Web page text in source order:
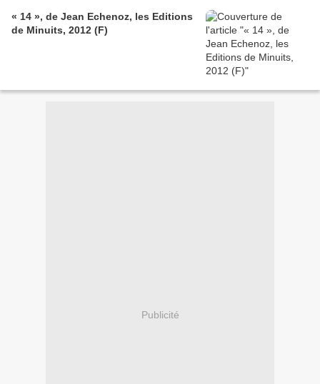
« 14 », de Jean Echenoz, les Editions
de Minuits, 2012 (F)
Publicité